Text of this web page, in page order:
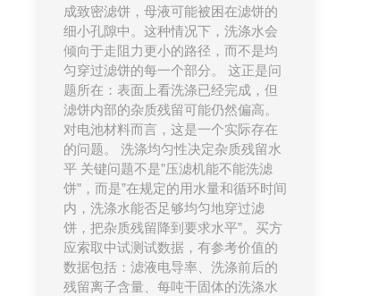
成致密滤饼，母液可能被困在滤饼的
细小孔隙中。这种情况下，洗涤水会
倾向于走阻力更小的路径，而不是均
匀穿过滤饼的每一个部分。 这正是问
题所在：表面上看洗涤已经完成，但
滤饼内部的杂质残留可能仍然偏高。
对电池材料而言，这是一个实际存在
的问题。 洗涤均匀性决定杂质残留水
平 关键问题不是”压滤机能不能洗滤
饼”，而是”在规定的用水量和循环时间
内，洗涤水能否足够均匀地穿过滤
饼，把杂质残留降到要求水平”。买方
应索取中试测试数据，有参考价值的
数据包括：滤液电导率、洗涤前后的
残留离子含量、每吨干固体的洗涤水